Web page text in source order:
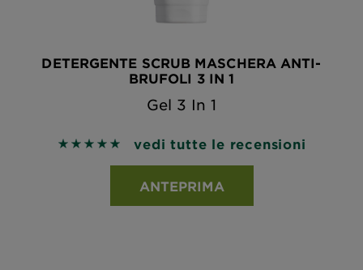
DETERGENTE SCRUB MASCHERA ANTI-
BRUFOLI 3 IN 1
Gel 3 In 1
5 out of 5 stars based on reviews
vedi tutte le recensioni
ANTEPRIMA